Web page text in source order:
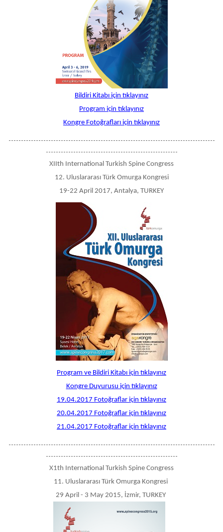
Bildiri Kitabı için tıklayınız
Program için tıklayınız
Kongre Fotoğrafları için tıklayınız
-----------------------------------------------------------------------------------
-----------------------------------------------------
XIIth International Turkish Spine Congress
12. Uluslararası Türk Omurga Kongresi
19-22 April 2017, Antalya, TURKEY
Program ve Bildiri Kitabı için tıklayınız
Kongre Duyurusu için tıklayınız
19.04.2017 Fotoğraflar için tıklayınız
20.04.2017 Fotoğraflar için tıklayınız
21.04.2017 Fotoğraflar için tıklayınız
-----------------------------------------------------------------------------------
-----------------------------------------------------
X1th International Turkish Spine Congress
11. Uluslararası Türk Omurga Kongresi
29 April - 3 May 2015, İzmir, TURKEY